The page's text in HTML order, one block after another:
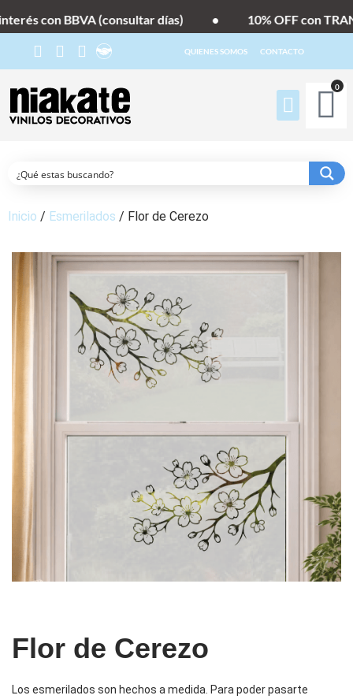
con BBVA (consultar días) 10% OFF con
QUIENES SOMOS CONTACTO
0
Inicio / Esmerilados / Flor de Cerezo
Flor de Cerezo
Los esmerilados son hechos a medida. Para poder pasarte